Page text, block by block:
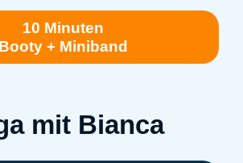
10 Minuten
Booty + Miniband
mit Bianca